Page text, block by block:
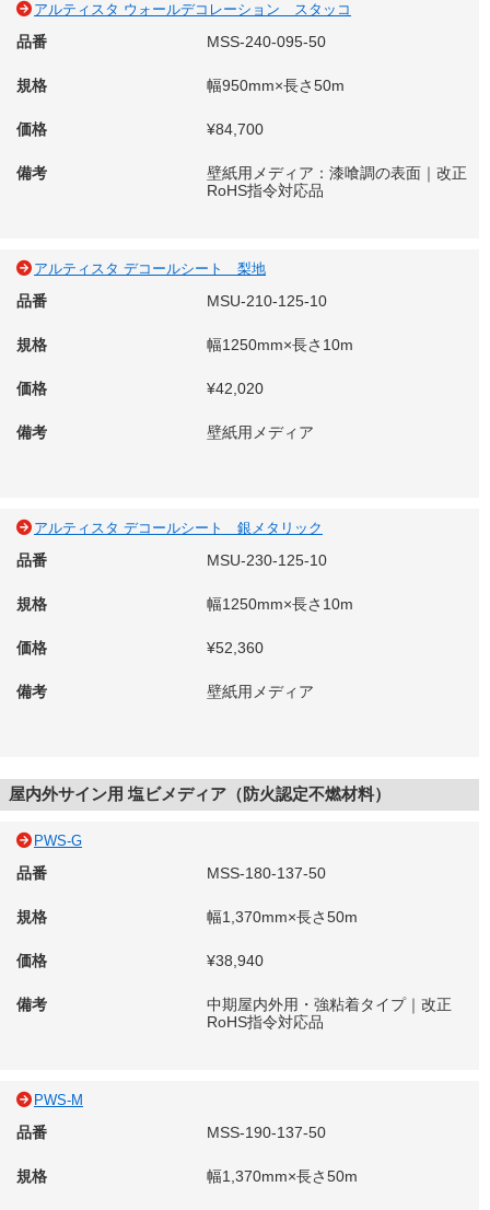
アルティスタ ウォールデコレーション スタッコ
品番 MSS-240-095-50
規格 幅950mm×長さ50m
価格 ¥84,700
備考
壁紙用メディア：漆喰調の表面｜改正
RoHS指令対応品
アルティスタ デコールシート 梨地
品番 MSU-210-125-10
規格 幅1250mm×長さ10m
価格 ¥42,020
備考 壁紙用メディア
アルティスタ デコールシート 銀メタリック
品番 MSU-230-125-10
規格 幅1250mm×長さ10m
価格 ¥52,360
備考 壁紙用メディア
屋内外サイン用 塩ビメディア（防火認定不燃材料）
PWS-G
品番 MSS-180-137-50
規格 幅1,370mm×長さ50m
価格 ¥38,940
備考
中期屋内外用・強粘着タイプ｜改正
RoHS指令対応品
PWS-M
品番 MSS-190-137-50
規格 幅1,370mm×長さ50m